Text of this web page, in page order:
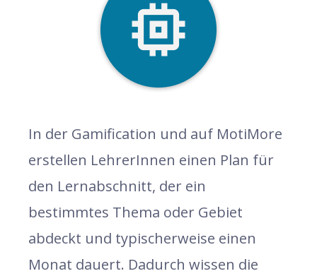
In der Gamification und auf MotiMore
erstellen LehrerInnen einen Plan für
den Lernabschnitt, der ein
bestimmtes Thema oder Gebiet
abdeckt und typischerweise einen
Monat dauert. Dadurch wissen die